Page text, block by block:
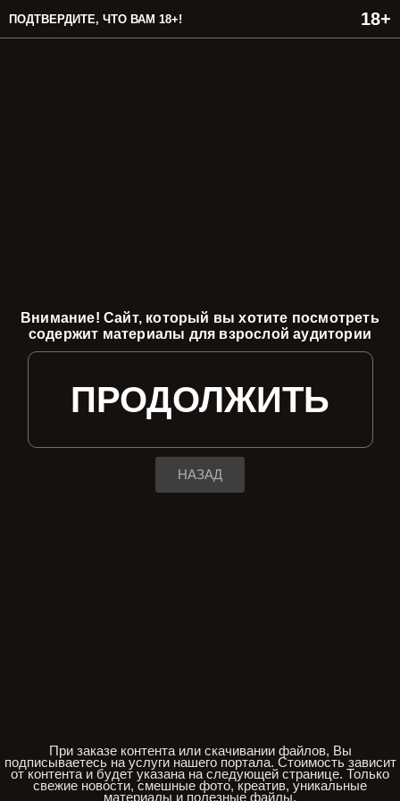
ПОДТВЕРДИТЕ, ЧТО ВАМ 18+!
Внимание! Сайт, который вы хотите посмотреть
содержит материалы для взрослой аудитории
ПРОДОЛЖИТЬ
НАЗАД
При заказе контента или скачивании файлов, Вы
подписываетесь на услуги нашего портала. Стоимость зависит
от контента и будет указана на следующей странице. Только
свежие новости, смешные фото, креатив, уникальные
материалы и полезные файлы.